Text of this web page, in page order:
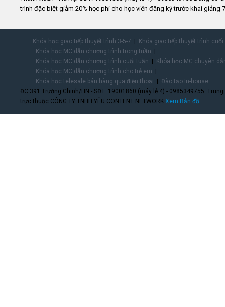
trình đặc biệt giảm 20% học phí cho học viên đăng ký trước khai giảng
Khóa học giao tiếp thuyết trình 3-5-7
Khóa giao tiếp thuyết trình
Khóa học MC dẫn chương trình trong tuần
Khóa học MC dẫn chương trình cuối tuần
Khóa học MC chuyên
Khóa học MC dẫn chương trình cho trẻ em
Khóa học telesale bán hàng qua điện thoại
Đào tạo In-house
ĐC:391 Trường Chinh/HN - SĐT: 19001860 (máy lẻ 4) - 0985349755.
trực thuộc CÔNG TY TNHH YÊU CONTENT NETWORK. Xem Bản đồ